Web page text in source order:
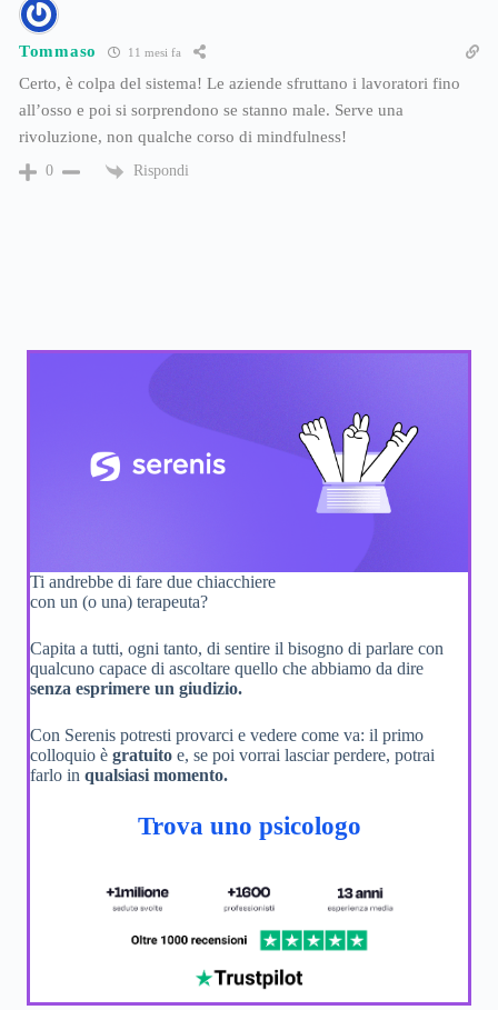
Tommaso 11 mesi fa
Certo, è colpa del sistema! Le aziende sfruttano i lavoratori fino
all’osso e poi si sorprendono se stanno male. Serve una
rivoluzione, non qualche corso di mindfulness!
0 Rispondi
Ti andrebbe di fare due chiacchiere
con un (o una) terapeuta?
Capita a tutti, ogni tanto, di sentire il bisogno di parlare con
qualcuno capace di ascoltare quello che abbiamo da dire
senza esprimere un giudizio.
Con Serenis potresti provarci e vedere come va: il primo
colloquio è gratuito e, se poi vorrai lasciar perdere, potrai
farlo in qualsiasi momento.
Trova uno psicologo